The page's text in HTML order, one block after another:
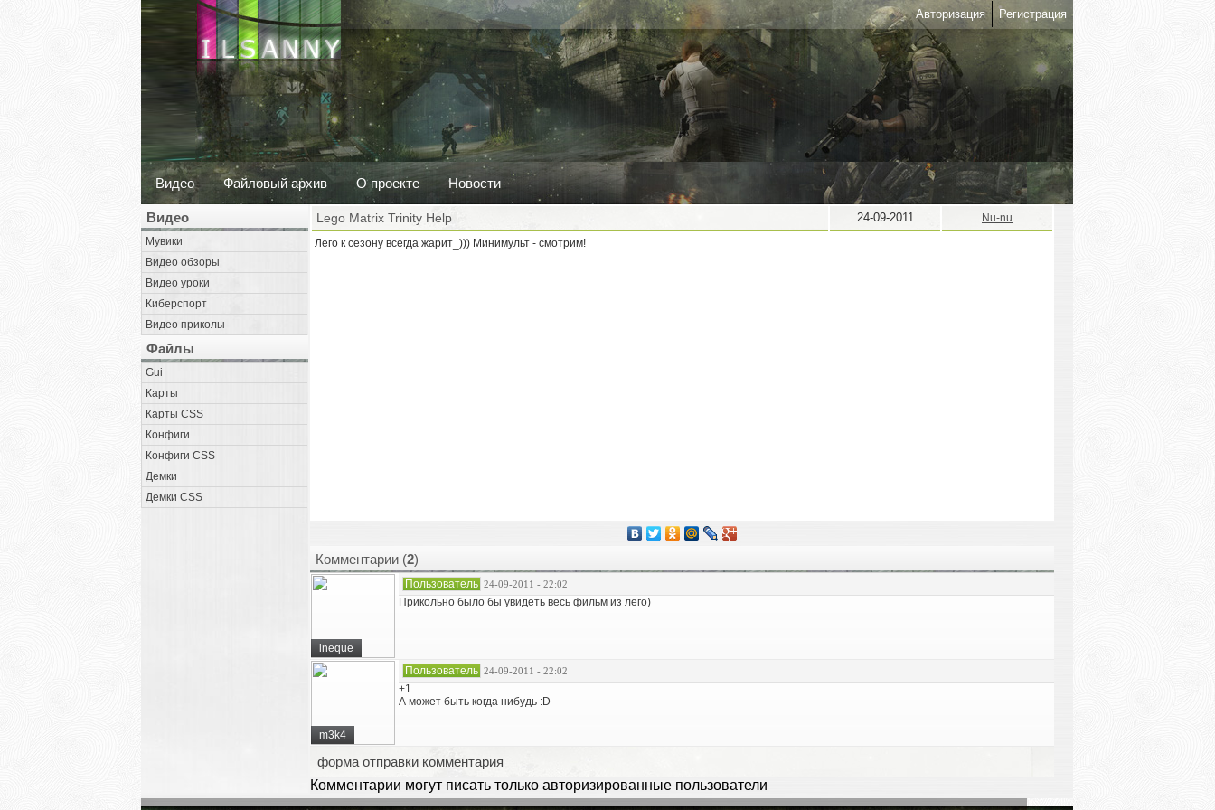
Авторизация Регистрация
Видео Файловый архив О проекте Новости
Видео
Мувики
Видео обзоры
Видео уроки
Киберспорт
Видео приколы
Файлы
Gui
Карты
Карты CSS
Конфиги
Конфиги CSS
Демки
Демки CSS
Lego Matrix Trinity Help 24-09-2011
Nu-nu
Лего к сезону всегда жарит_))) Минимульт - смотрим!
Комментарии (2)
ineque
Пользователь 24-09-2011 - 22:02
Прикольно было бы увидеть весь фильм из лего)
m3k4
Пользователь 24-09-2011 - 22:02
+1
А может быть когда нибудь :D
форма отправки комментария
Комментарии могут писать только авторизированные пользователи